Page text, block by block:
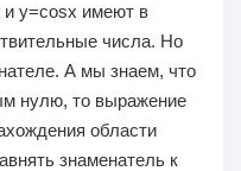
и y=cosx имеют в
числа. Но
А мы знаем, что
нулю, то выражение
области
знаменатель к